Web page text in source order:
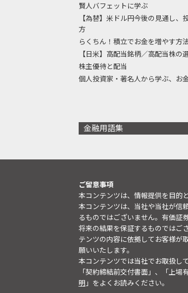
賢人バフェットに学ぶ
【為替】米ドル円今後の見通し、
方
らくちん！積立でお金を増やす方
【日米】高配当銘柄／高配当株の
株主優待と配当
個人投資家・著名人から学ぶ、お
金融用語集
ご留意事項
本コンテンツは、情報提供を目的
本コンテンツは、当社や当社が信
るものではございません。有価証
将来の結果を保証するものではご
テンツの内容に依拠してお客様が
願いいたします。
本コンテンツでは当社でお取扱し
「契約締結前交付書面」、「上
明 」をよくお読みください。